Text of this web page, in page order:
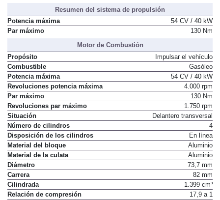
Resumen del sistema de propulsión
Potencia máxima
54 CV / 40 kW
Par máximo
130 Nm
Motor de Combustión
Propósito
Impulsar el vehículo
Combustible
Gasóleo
Potencia máxima
54 CV / 40 kW
Revoluciones potencia máxima
4.000 rpm
Par máximo
130 Nm
Revoluciones par máximo
1.750 rpm
Situación
Delantero transversal
Número de cilindros
4
Disposición de los cilindros
En línea
Material del bloque
Aluminio
Material de la culata
Aluminio
Diámetro
73,7 mm
Carrera
82 mm
Cilindrada
1.399 cm³
Relación de compresión
17,9 a 1